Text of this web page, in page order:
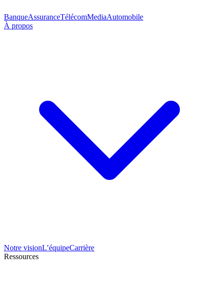
BanqueAssuranceTélécomMediaAutomobile
À propos
Notre visionL’équipeCarrière
Ressources